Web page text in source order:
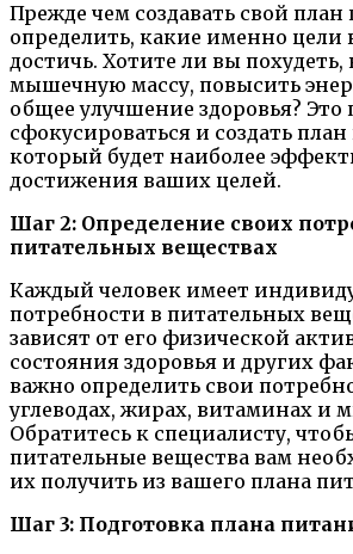
Прежде чем создавать свой
определить, какие именно цели
достичь. Хотите ли вы похудеть,
мышечную массу, повысить
общее улучшение здоровья?
сфокусироваться и создать
который будет наиболее
достижения ваших целей.
Шаг 2: Определение своих
питательных веществах
Каждый человек имеет
потребности в питательных
зависят от его физической
состояния здоровья и других
важно определить свои
углеводах, жирах, витаминах и
Обратитесь к специалисту,
питательные вещества вам
их получить из вашего плана
Шаг 3: Подготовка плана